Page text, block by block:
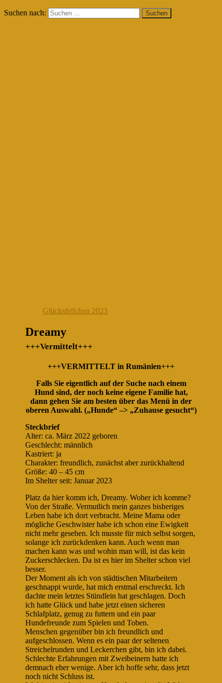
Suchen nach:
Glücksfellchen 2023
Dreamy
+++Vermittelt+++
+++VERMITTELT in Rumänien+++
Falls Sie eigentlich auf der Suche nach einem
Hund sind, der noch keine eigene Familie hat,
dann gehen Sie am besten über das Menü in der
oberen Auswahl. („Hunde“ –> „Zuhause gesucht“)
Steckbrief
Alter: ca. März 2022 geboren
Geschlecht: männlich
Kastriert: ja
Charakter: freundlich, zunächst aber zurückhaltend
Größe: 40 – 45 cm
Im Shelter seit: Januar 2023
Platz da hier komm ich, Dreamy. Woher ich komme?
Von der Straße. Vermutlich mein ganzes bisheriges
Leben habe ich dort verbracht. Meine Mama oder
mögliche Geschwister habe ich schon eine Ewigkeit
nicht mehr gesehen. Ich musste für mich selbst sorgen,
solange ich zurückdenken kann. Auch wenn man
machen kann was und wohin man will, ist das kein
Zuckerschlecken. Da ist es hier im Shelter schon viel
besser.
Der Moment als ich von städtischen Mitarbeitern
geschnappt wurde, hat mich erstmal erschreckt. Ich
dachte mein letztes Stündlein hat geschlagen. Doch
ich hatte Glück und habe jetzt einen sicheren
Schlafplatz, genug zu futtern und ein paar
Hundefreunde zum Spielen und Toben.
Menschen gegenüber bin ich freundlich und
aufgeschlossen. Wenn es ein paar der seltenen
Streichelrunden und Leckerchen gibt, bin ich dabei.
Schlechte Erfahrungen mit Zweibeinern hatte ich
demnach eher wenige. Aber ich hoffe sehr, dass jetzt
noch nicht Schluss ist.